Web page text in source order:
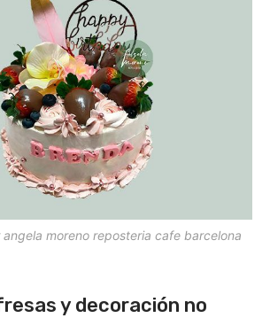
moreno reposteria cafe barcelona
y decoración no